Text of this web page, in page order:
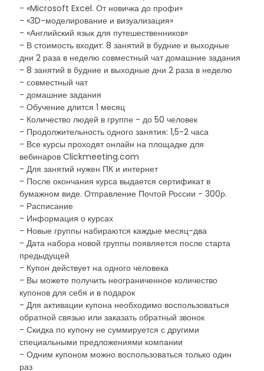
- «Microsoft Excel. От новичка до профи»
- «3D-моделирование и визуализация»
- «Английский язык для путешественников»
- В стоимость входит: 8 занятий в будние и выходные
дни 2 раза в неделю совместный чат домашние задания
- 8 занятий в будние и выходные дни 2 раза в неделю
- совместный чат
- домашние задания
- Обучение длится 1 месяц
- Количество людей в группе - до 50 человек
- Продолжительность одного занятия: 1,5-2 часа
- Все курсы проходят онлайн на площадке для
вебинаров Clickmeeting.com
- Для занятий нужен ПК и интернет
- После окончания курса выдается сертификат в
бумажном виде. Отправление Почтой России - 300р.
- Расписание
- Информация о курсах
- Новые группы набираются каждые месяц-два
- Дата набора новой группы появляется после старта
предыдущей
- Купон действует на одного человека
- Вы можете получить неограниченное количество
купонов для себя и в подарок
- Для активации купона необходимо воспользоваться
обратной связью или заказать обратный звонок
- Скидка по купону не суммируется с другими
специальными предложениями компании
- Одним купоном можно воспользоваться только один
раз